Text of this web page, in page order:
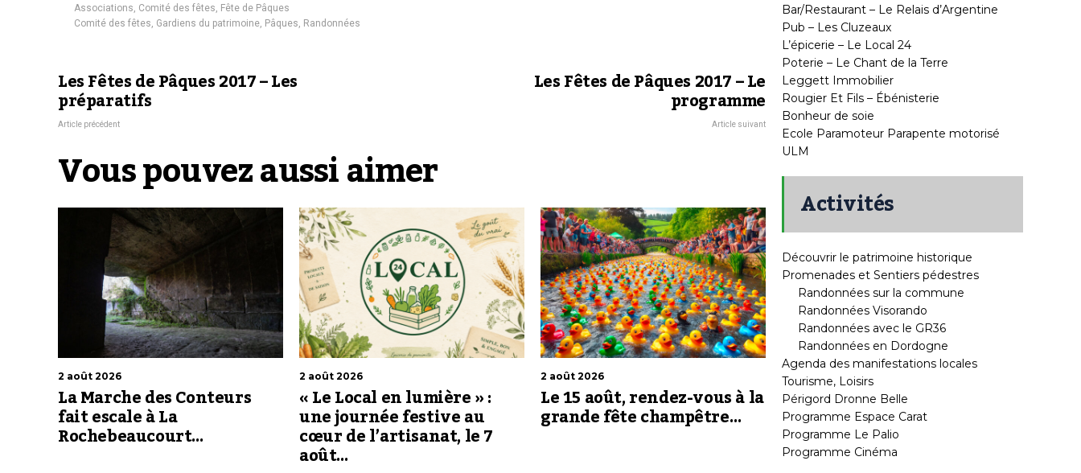
Associations, Comité des fêtes, Fête de Pâques
Comité des fêtes, Gardiens du patrimoine, Pâques, Randonnées
Les Fêtes de Pâques 2017 – Les
préparatifs
Article précédent
Les Fêtes de Pâques 2017 – Le
programme
Article suivant
Vous pouvez aussi aimer
2 août 2026
La Marche des Conteurs
fait escale à La
Rochebeaucourt…
2 août 2026
« Le Local en lumière » :
une journée festive au
cœur de l’artisanat, le 7
août…
2 août 2026
Le 15 août, rendez-vous à la
grande fête champêtre…
Bar/Restaurant – Le Relais d’Argentine
Pub – Les Cluzeaux
L’épicerie – Le Local 24
Poterie – Le Chant de la Terre
Leggett Immobilier
Rougier Et Fils – Ébénisterie
Bonheur de soie
Ecole Paramoteur Parapente motorisé
ULM
Activités
Découvrir le patrimoine historique
Promenades et Sentiers pédestres
Randonnées sur la commune
Randonnées Visorando
Randonnées avec le GR36
Randonnées en Dordogne
Agenda des manifestations locales
Tourisme, Loisirs
Périgord Dronne Belle
Programme Espace Carat
Programme Le Palio
Programme Cinéma